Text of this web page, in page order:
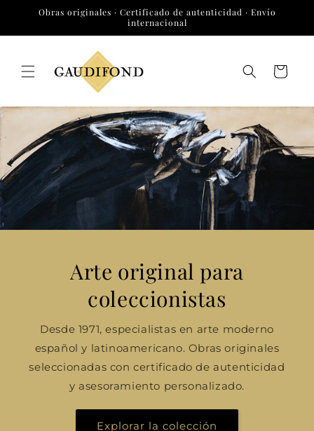
directamente
Obras originales · Certificado de autenticidad · Envío
internacional
Carrito
Arte original para
coleccionistas
Desde 1971, especialistas en arte moderno
español y latinoamericano. Obras originales
seleccionadas con certificado de autenticidad
y asesoramiento personalizado.
Explorar la colección